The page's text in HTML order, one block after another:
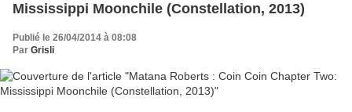
Mississippi Moonchile (Constellation, 2013)
Publié le 26/04/2014 à 08:08
Par Grisli